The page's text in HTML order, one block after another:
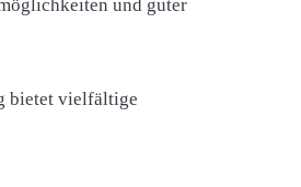
und guter
bietet vielfältige